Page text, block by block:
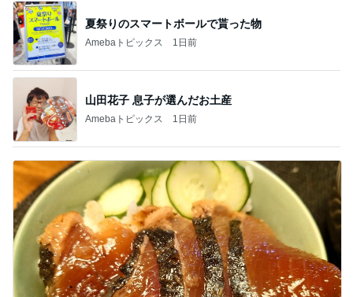
夏祭りのスマートボールで貰った物
Amebaトピックス 1日前
山田花子 息子が選んだお土産
Amebaトピックス 1日前